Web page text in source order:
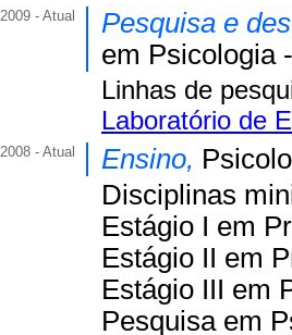
- Atual
Pesquisa e
em Psicologia
Linhas de
Laboratório de
- Atual Ensino,
Disciplinas
Estágio I em
Estágio II em
Estágio III em
Pesquisa em